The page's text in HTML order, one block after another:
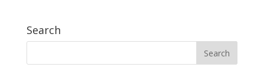
Search